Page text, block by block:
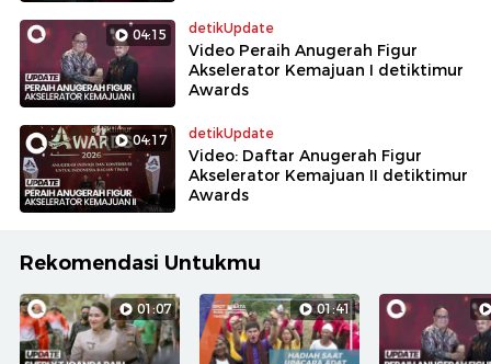
04:15 detikUpdate
Video Peraih Anugerah Figur
Akselerator Kemajuan I detiktimur
Awards
04:17 detikUpdate
Video: Daftar Anugerah Figur
Akselerator Kemajuan II detiktimur
Awards
Rekomendasi Untukmu
01:07 01:41